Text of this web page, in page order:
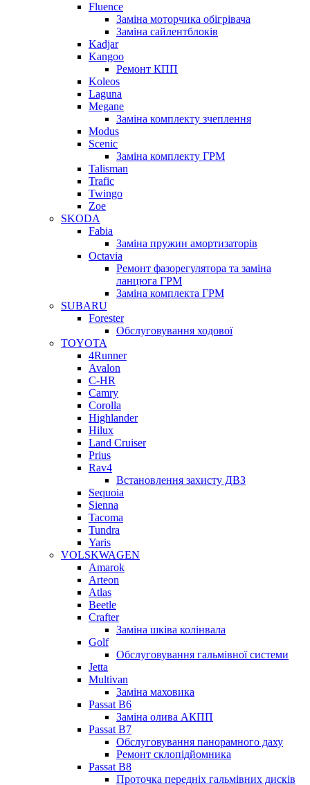
Fluence
Заміна моторчика обігрівача
Заміна сайлентблоків
Kadjar
Kangoo
Ремонт КПП
Koleos
Laguna
Megane
Заміна комплекту зчеплення
Modus
Scenic
Заміна комплекту ГРМ
Talisman
Trafic
Twingo
Zoe
SKODA
Fabia
Заміна пружин амортизаторів
Octavia
Ремонт фазорегулятора та заміна
ланцюга ГРМ
Заміна комплекта ГРМ
SUBARU
Forester
Обслуговування ходової
TOYOTA
4Runner
Avalon
C-HR
Camry
Corolla
Highlander
Hilux
Land Cruiser
Prius
Rav4
Встановлення захисту ДВЗ
Sequoia
Sienna
Tacoma
Tundra
Yaris
VOLSKWAGEN
Amarok
Arteon
Atlas
Beetle
Crafter
Заміна шківа колінвала
Golf
Обслуговування гальмівної системи
Jetta
Multivan
Заміна маховика
Passat B6
Заміна олива АКПП
Passat B7
Обслуговування панорамного даху
Ремонт склопідйомника
Passat B8
Проточка передніх гальмівних дисків